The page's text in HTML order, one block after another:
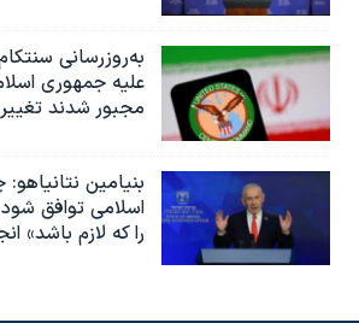
به‌روزرسانی
مجبور شدند
بنیامین
اسلامی توافق
را که لازم باشد»